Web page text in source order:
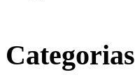
Categorias